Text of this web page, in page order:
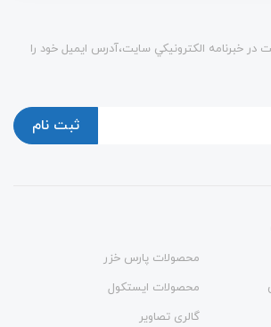
خبرنامه الكترونيكي سايت،آدرس ایمیل خود را
ثبت نام
محصولات پارس خزر
محصولات ایستکول
گالری تصاویر